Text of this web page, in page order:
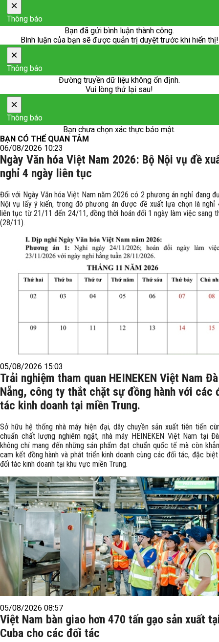
×
Thông báo
Bạn đã gửi bình luận thành công.
Bình luận của bạn sẽ được quản trị duyệt trước khi hiển thị!
×
Thông báo
Đường truyền dữ liệu không ổn định.
Vui lòng thử lại sau!
×
Thông báo
Bạn chưa chọn xác thực bảo mật.
BẠN CÓ THỂ QUAN TÂM
06/08/2026 10:23
Ngày Văn hóa Việt Nam 2026: Bộ Nội vụ đề
nghỉ 4 ngày liên tục
Đối với Ngày Văn hóa Việt Nam năm 2026 có 2 phương án nghỉ đang
Nội vụ lấy ý kiến, trong đó phương án được đề xuất lựa chọn là nghỉ
liên tục từ 21/11 đến 24/11, đồng thời hoán đổi 1 ngày làm việc sang
(28/11).
05/08/2026 15:03
Trải nghiệm tham quan HEINEKEN Việt Nam Đà
Nẵng, công ty thắt chặt sự đồng hành với các
tác kinh doanh tại miền Trung.
Sở hữu hệ thống nhà máy hiện đại, dây chuyền sản xuất tiên tiến
chuẩn chất lượng nghiêm ngặt, nhà máy HEINEKEN Việt Nam tại
không chỉ mang đến những sản phẩm đạt chuẩn quốc tế mà còn
cam kết đồng hành và phát triển kinh doanh cùng các đối tác, đặc
đối tác kinh doanh tại khu vực miền Trung.
05/08/2026 08:57
Việt Nam bàn giao hơn 470 tấn gạo sản xuất
Cuba cho các đối tác